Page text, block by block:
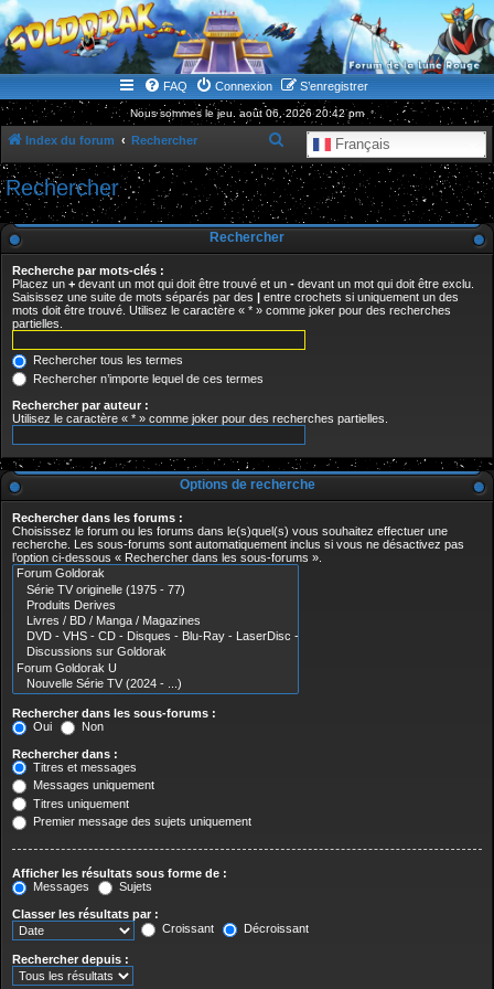
WWW.GOLDORAKGO.COM
le site de la Lune Rouge
FAQ Connexion S’enregistrer
Nous sommes le jeu. août 06, 2026 20:42 pm
Index du forum Rechercher Français
e
c
h
c
e
Rechercher
Rechercher
Recherche par mots-clés :
Placez un + devant un mot qui doit être trouvé et un - devant un mot qui doit être exclu.
Saisissez une suite de mots séparés par des | entre crochets si uniquement un des
mots doit être trouvé. Utilisez le caractère « * » comme joker pour des recherches
partielles.
Rechercher tous les termes
Rechercher n’importe lequel de ces termes
Rechercher par auteur :
Utilisez le caractère « * » comme joker pour des recherches partielles.
Options de recherche
Rechercher dans les forums :
Choisissez le forum ou les forums dans le(s)quel(s) vous souhaitez effectuer une
recherche. Les sous-forums sont automatiquement inclus si vous ne désactivez pas
l’option ci-dessous « Rechercher dans les sous-forums ».
Rechercher dans les sous-forums :
Oui
Non
Rechercher dans :
Titres et messages
Messages uniquement
Titres uniquement
Premier message des sujets uniquement
Afficher les résultats sous forme de :
Messages
Sujets
Classer les résultats par :
Croissant
Décroissant
Rechercher depuis :